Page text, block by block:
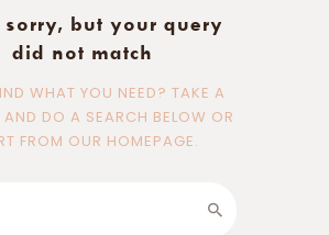
sorry, but your query
did not match
WHAT YOU NEED? TAKE A
DO A SEARCH BELOW OR
FROM OUR HOMEPAGE.